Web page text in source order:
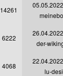
14261
6222
der-
4068
lu-